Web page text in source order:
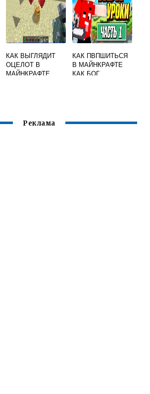
КАК ВЫГЛЯДИТ
ОЦЕЛОТ В
МАЙНКРАФТЕ
КАК ПВПШИТЬСЯ
В МАЙНКРАФТЕ
КАК БОГ
Реклама